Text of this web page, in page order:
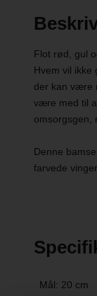
Flot rød, gul
Hvem vil ikke
der kan være
være med til
omsorgsgen,
Denne
farvede
Mål: 20 cm